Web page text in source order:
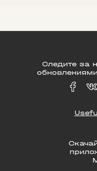
Следите за